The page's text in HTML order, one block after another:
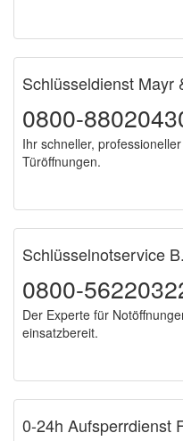
Schlüsseldienst Mayr
0800-
Ihr schneller,
Türöffnungen.
Schlüsselnotservice
0800-
Der Experte für
einsatzbereit.
0-24h Aufsperrdienst